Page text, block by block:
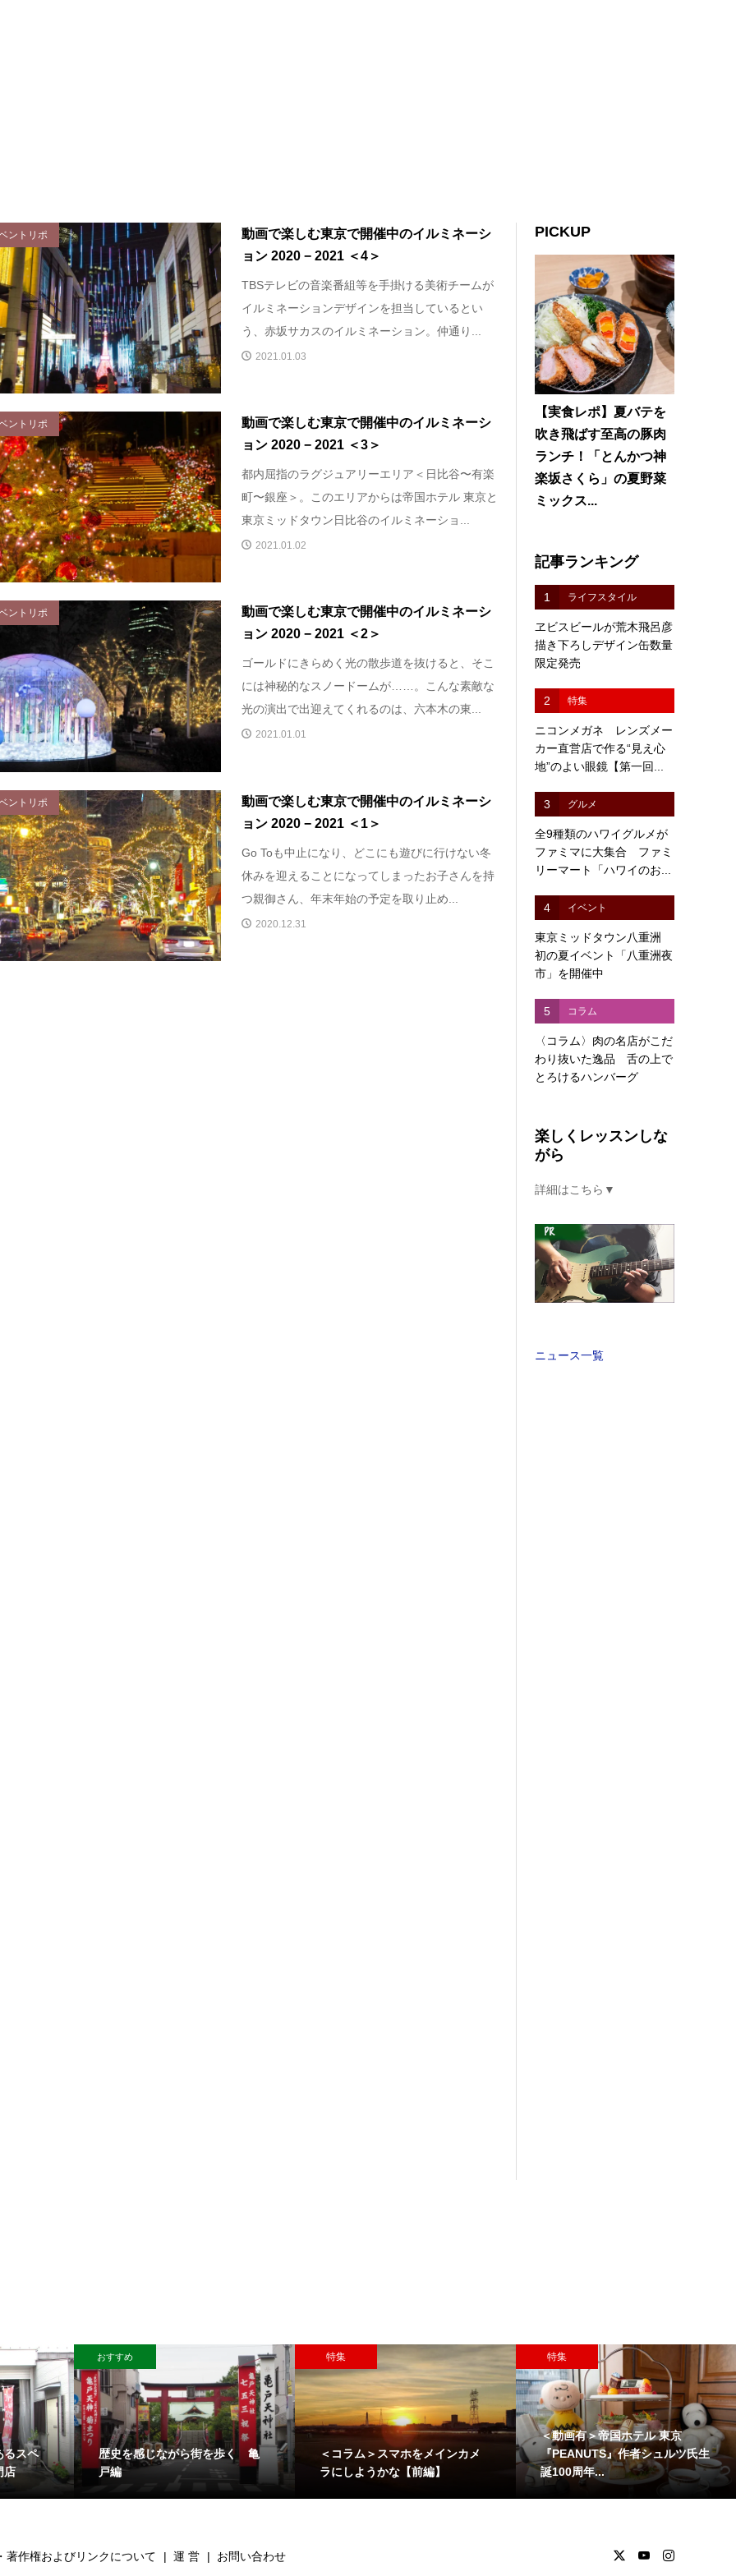
ントリポ
動画で楽しむ東京で開催中のイルミネーシ
ョン 2020 − 2021 ＜4＞
TBSテレビの音楽番組等を手掛ける美術チームが
イルミネーションデザインを担当しているとい
う、赤坂サカスのイルミネーション。仲通り...
2021.01.03
ントリポ
動画で楽しむ東京で開催中のイルミネーシ
ョン 2020 − 2021 ＜3＞
都内屈指のラグジュアリーエリア＜日比谷〜有楽
町〜銀座＞。このエリアからは帝国ホテル 東京と
東京ミッドタウン日比谷のイルミネーショ...
2021.01.02
ントリポ
動画で楽しむ東京で開催中のイルミネーシ
ョン 2020 − 2021 ＜2＞
ゴールドにきらめく光の散歩道を抜けると、そこ
には神秘的なスノードームが……。こんな素敵な
光の演出で出迎えてくれるのは、六本木の東...
2021.01.01
ントリポ
動画で楽しむ東京で開催中のイルミネーシ
ョン 2020 − 2021 ＜1＞
Go Toも中止になり、どこにも遊びに行けない冬
休みを迎えることになってしまったお子さんを持
つ親御さん、年末年始の予定を取り止め...
2020.12.31
PICKUP
【実食レポ】夏バテを
吹き飛ばす至高の豚肉
ランチ！「とんかつ神
楽坂さくら」の夏野菜
ミックス...
記事ランキング
1 ライフスタイル
ヱビスビールが荒木飛呂彦
描き下ろしデザイン缶数量
限定発売
2 特集
ニコンメガネ レンズメー
カー直営店で作る“見え心
地”のよい眼鏡【第一回...
3 グルメ
全9種類のハワイグルメが
ファミマに大集合 ファミ
リーマート「ハワイのお...
4 イベント
東京ミッドタウン八重洲
初の夏イベント「八重洲夜
市」を開催中
5 コラム
〈コラム〉肉の名店がこだ
わり抜いた逸品 舌の上で
とろけるハンバーグ
楽しくレッスンしな
がら
詳細はこちら▼
ニュース一覧
るスペ
店
おすすめ
歴史を感じながら街を歩く 亀
戸編
特集
＜コラム＞スマホをメインカメ
ラにしようかな【前編】
特集
＜動画有＞帝国ホテル 東京
『PEANUTS』作者シュルツ氏生
誕100周年...
著作権およびリンクについて 運 営 お問い合わせ